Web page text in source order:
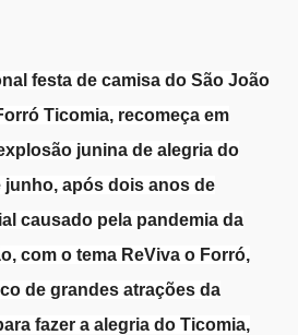
festa de camisa do São João
Ticomia, recomeça em
junina de alegria do
junho, após dois anos de
causado pela pandemia da
com o tema ReViva o Forró,
de grandes atrações da
fazer a alegria do Ticomia,